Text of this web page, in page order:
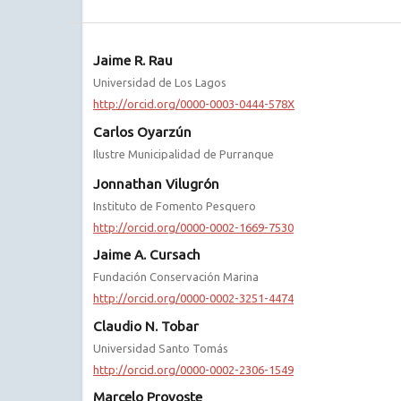
Jaime R. Rau
Universidad de Los Lagos
http://orcid.org/0000-0003-0444-578X
Carlos Oyarzún
Ilustre Municipalidad de Purranque
Jonnathan Vilugrón
Instituto de Fomento Pesquero
http://orcid.org/0000-0002-1669-7530
Jaime A. Cursach
Fundación Conservación Marina
http://orcid.org/0000-0002-3251-4474
Claudio N. Tobar
Universidad Santo Tomás
http://orcid.org/0000-0002-2306-1549
Marcelo Provoste